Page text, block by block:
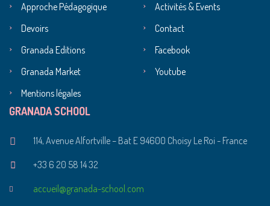
Approche Pédagogique
Activités & Events
Devoirs
Contact
Granada Editions
Facebook
Granada Market
Youtube
Mentions légales
GRANADA SCHOOL
114, Avenue Alfortville – Bat E 94600 Choisy Le Roi - France
+33 6 20 58 14 32
accueil@granada-school.com